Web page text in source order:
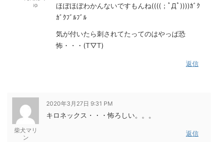
ゅ
ほぼほぼわかんないですもんね((((；ﾟДﾟ))))ｶﾞｸ
ｶﾞｸﾌﾞﾙﾌﾞﾙ
気が付いたら刺されてたってのはやっぱ恐
怖・・・(T▽T)
返信
柴犬マリ
ン
2020年3月27日 9:31 PM
キロネックス・・・怖ろしい。。。
返信